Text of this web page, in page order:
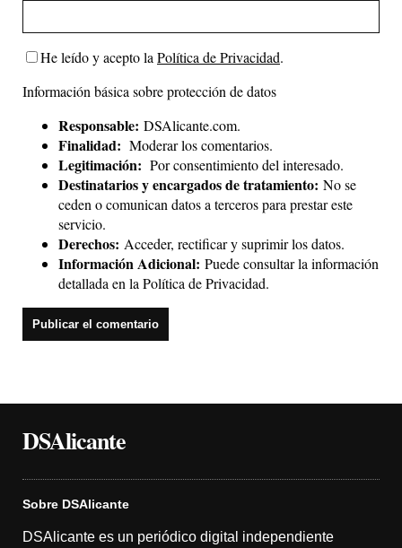
He leído y acepto laPolítica de Privacidad.
Información básica sobre protección de datos
Responsable: DSAlicante.com.
Finalidad: Moderar los comentarios.
Legitimación: Por consentimiento del interesado.
Destinatarios y encargados de tratamiento: No se
ceden o comunican datos a terceros para prestar este
servicio.
Derechos: Acceder, rectificar y suprimir los datos.
Información Adicional: Puede consultar la información
detallada en laPolítica de Privacidad.
DSAlicante
Sobre DSAlicante
DSAlicante es un periódico digital independiente